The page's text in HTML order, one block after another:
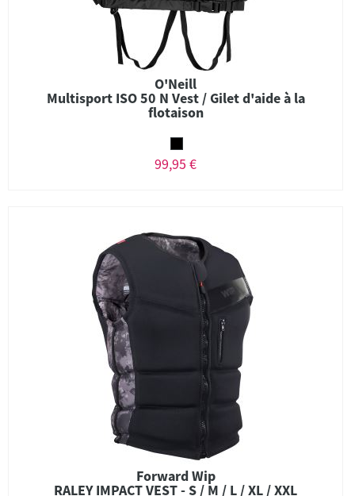
O'Neill
Multisport ISO 50 N Vest / Gilet d'aide à la
flotaison
99,95 €
Forward Wip
RALEY IMPACT VEST - S / M / L / XL / XXL